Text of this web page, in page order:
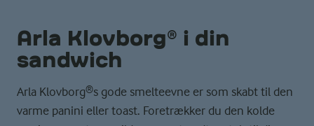
Arla Klovborg® i din
sandwich
Arla Klovborg®s gode smelteevne er som skabt til den
varme panini eller toast. Foretrækker du den kolde